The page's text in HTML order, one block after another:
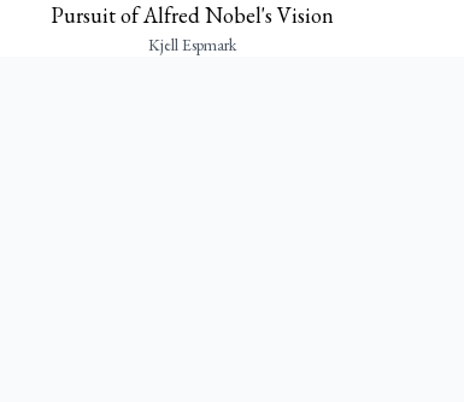
Pursuit of Alfred Nobel's Vision
Kjell Espmark